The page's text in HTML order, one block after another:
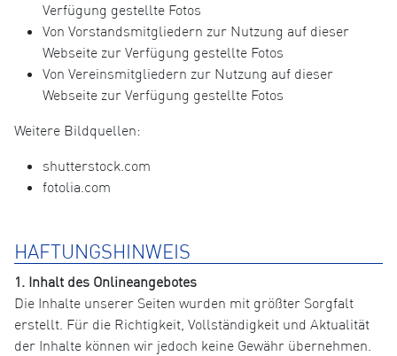
Verfügung gestellte Fotos
Von Vorstandsmitgliedern zur Nutzung auf dieser
Webseite zur Verfügung gestellte Fotos
Von Vereinsmitgliedern zur Nutzung auf dieser
Webseite zur Verfügung gestellte Fotos
Weitere Bildquellen:
shutterstock.com
fotolia.com
HAFTUNGSHINWEIS
1. Inhalt des Onlineangebotes
Die Inhalte unserer Seiten wurden mit größter Sorgfalt
erstellt. Für die Richtigkeit, Vollständigkeit und Aktualität
der Inhalte können wir jedoch keine Gewähr übernehmen.